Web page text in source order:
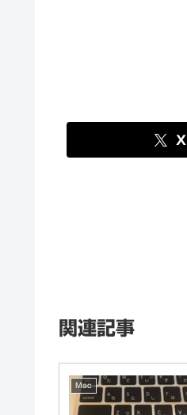
X
関連記事
Mac